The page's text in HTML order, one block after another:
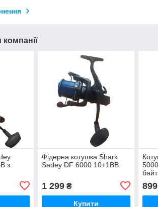
компанії
з
Фідерна котушка Shark
Sadey DF 6000 10+1ВВ
1 299₴
Купити
899